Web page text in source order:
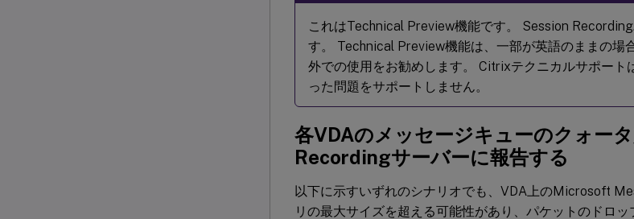
これはTechnical Preview機能です。 Session
す。 Technical Preview機能は、一部が英語のままの場
外での使用をお勧めします。 Citrixテクニカルサポー
った問題をサポートしません。
各VDAのメッセージキューのクォー
Recordingサーバーに報告する
以下に示すいずれのシナリオでも、VDA上のMicrosoft
リの最大サイズを超える可能性があり、パケットのドロ